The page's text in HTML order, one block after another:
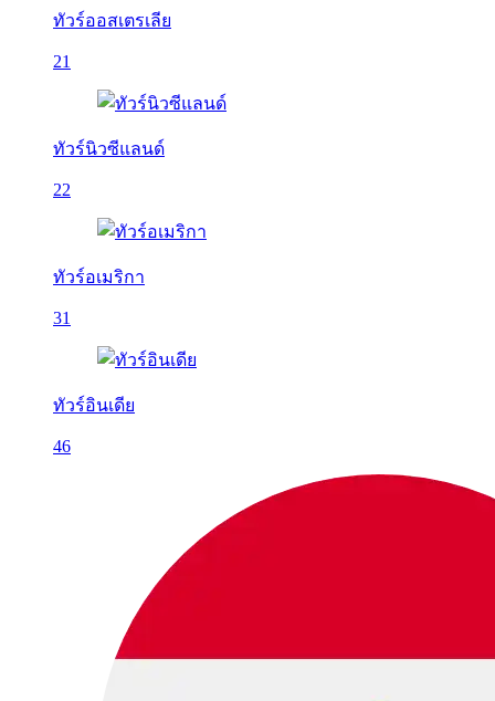
ทัวร์ออสเตรเลีย
21
ทัวร์นิวซีแลนด์
22
ทัวร์อเมริกา
31
ทัวร์อินเดีย
46